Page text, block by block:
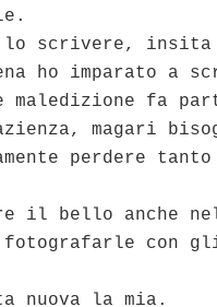
lo scrivere,
ho imparato a
fa
magari
perdere
il bello anche
fotografarle
nuova la mia.